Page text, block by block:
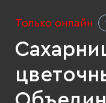
Только онлайн